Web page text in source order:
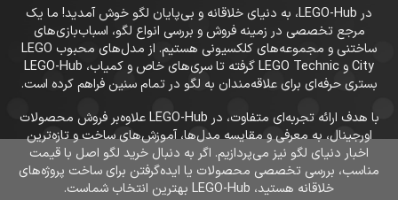
در LEGO-Hub، به دنیای خلاقانه و بی‌پایان لگو خوش آمدید! ما یک
مرجع تخصصی در زمینه فروش و بررسی انواع لگو، اسباب‌بازی‌های
ساختنی و مجموعه‌های کلکسیونی هستیم. از مدل‌های محبوب LEGO
City و LEGO Technic گرفته تا سری‌های خاص و کمیاب، LEGO-Hub
بستری حرفه‌ای برای علاقه‌مندان به لگو در تمام سنین فراهم کرده است.
با هدف ارائه تجربه‌ای متفاوت، در LEGO-Hub علاوه‌بر فروش محصولات
اورجینال، به معرفی و مقایسه مدل‌ها، آموزش‌های ساخت و تازه‌ترین
اخبار دنیای لگو نیز می‌پردازیم. اگر به دنبال خرید لگو اصل با قیمت
مناسب، بررسی تخصصی محصولات یا ایده‌گرفتن برای ساخت پروژه‌های
خلاقانه هستید، LEGO-Hub بهترین انتخاب شماست.